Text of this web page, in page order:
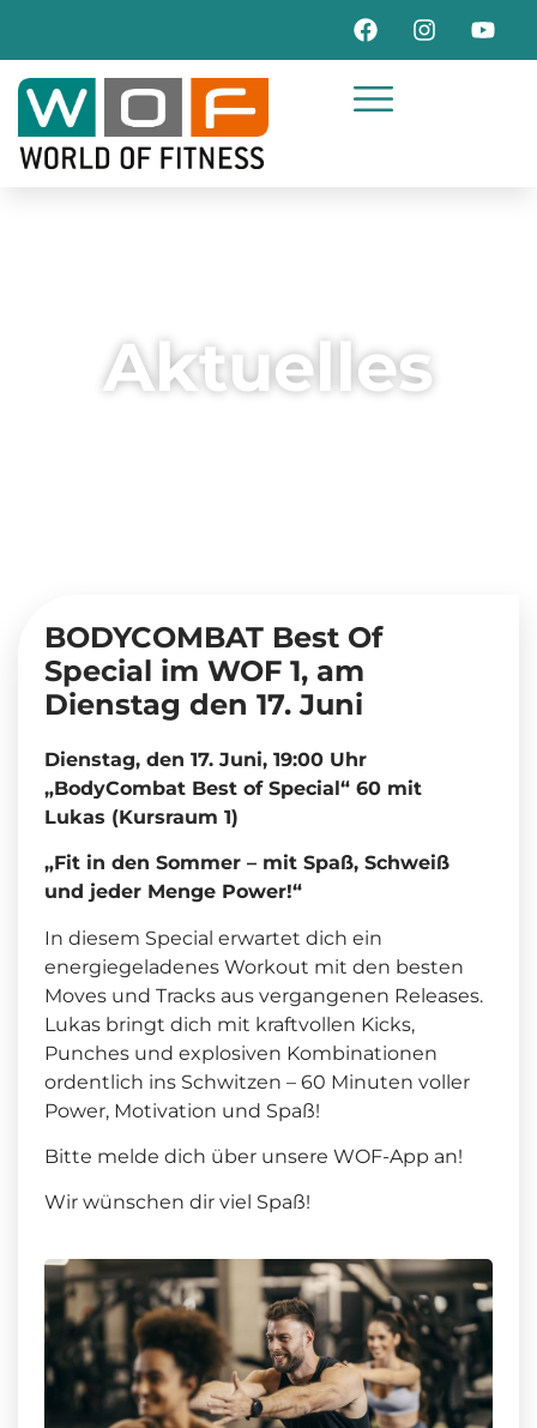
Aktuelles
BODYCOMBAT Best Of
Special im WOF 1, am
Dienstag den 17. Juni
Dienstag, den 17. Juni, 19:00 Uhr
„BodyCombat Best of Special“ 60 mit
Lukas (Kursraum 1)
„Fit in den Sommer – mit Spaß, Schweiß
und jeder Menge Power!“
In diesem Special erwartet dich ein
energiegeladenes Workout mit den besten
Moves und Tracks aus vergangenen Releases.
Lukas bringt dich mit kraftvollen Kicks,
Punches und explosiven Kombinationen
ordentlich ins Schwitzen – 60 Minuten voller
Power, Motivation und Spaß!
Bitte melde dich über unsere WOF-App an!
Wir wünschen dir viel Spaß!